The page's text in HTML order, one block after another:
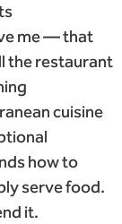
me — that
the restaurant
cuisine
how to
serve food.
it.